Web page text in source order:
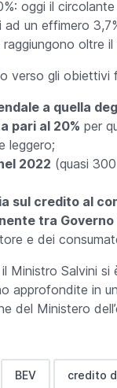
oggi il
un effimero
oltre
gli obiettivi
a quella
pari al 20% per
leggero;
2022 (quasi
sul credito al
tra Governo
e dei
Ministro Salvini
approfondite in
del Ministero
BEV credito